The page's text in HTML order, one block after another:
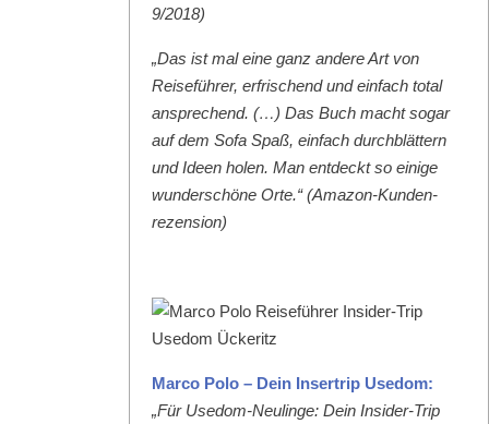
9/2018)
„Das ist mal eine ganz andere Art von
Reise­führer, erfrischend und ein­fach total
ansprechend. (…) Das Buch macht sog­ar
auf dem Sofa Spaß, ein­fach durch­blät­tern
und Ideen holen. Man ent­deckt so einige
wun­der­schöne Orte.“ (Ama­zon-Kun­den­
rezen­sion)
Mar­co Polo – Dein Inser­trip Use­dom:
„Für Use­dom-Neulinge: Dein Insid­er-Trip